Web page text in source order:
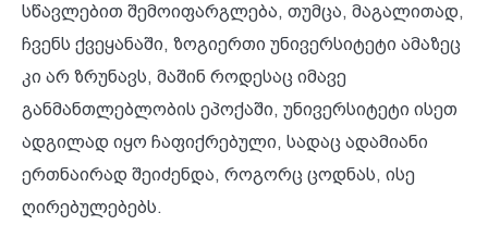
სწავლებით შემოიფარგლება, თუმცა, მაგალითად,
ჩვენს ქვეყანაში, ზოგიერთი უნივერსიტეტი ამაზეც
კი არ ზრუნავს, მაშინ როდესაც იმავე
განმანთლებლობის ეპოქაში, უნივერსიტეტი ისეთ
ადგილად იყო ჩაფიქრებული, სადაც ადამიანი
ერთნაირად შეიძენდა, როგორც ცოდნას, ისე
ღირებულებებს.